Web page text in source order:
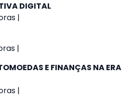
DIGITAL
|
|
E FINANÇAS NA ERA
|